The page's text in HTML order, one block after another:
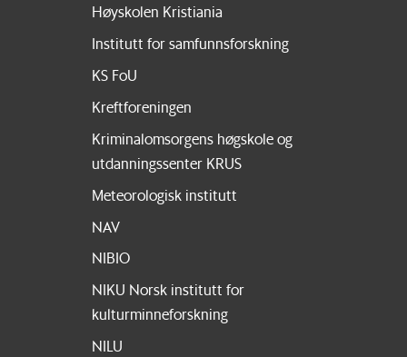
Høyskolen Kristiania
Institutt for samfunnsforskning
KS FoU
Kreftforeningen
Kriminalomsorgens høgskole og
utdanningssenter KRUS
Meteorologisk institutt
NAV
NIBIO
NIKU Norsk institutt for
kulturminneforskning
NILU